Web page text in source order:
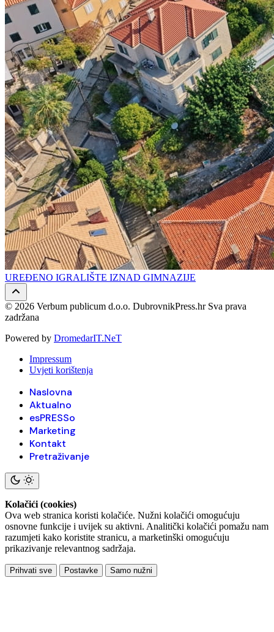
UREĐENO IGRALIŠTE IZNAD GIMNAZIJE
© 2026 Verbum publicum d.o.o. DubrovnikPress.hr Sva prava
zadržana
Powered by DromedarIT.NeT
Impressum
Uvjeti korištenja
Naslovna
Aktualno
esPRESSo
Marketing
Kontakt
Pretraživanje
Kolačići (cookies)
Ova web stranica koristi kolačiće. Nužni kolačići omogućuju
osnovne funkcije i uvijek su aktivni. Analitički kolačići pomažu nam
razumjeti kako koristite stranicu, a marketinški omogućuju
prikazivanje relevantnog sadržaja.
Prihvati sve Postavke Samo nužni